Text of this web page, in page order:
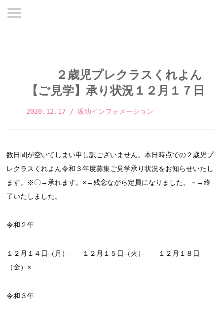
２歳児プレクラスくれよん
【ご見学】承り状況１２月１７日
2020.12.17 / 坂幼インフォメーション
数日間が空いてしまい申し訳ございません。本日時点での２歳児プ
レクラスくれよん令和３年度募集ご見学承り状況をお知らせいたし
ます。※〇→承れます。×→残念ながら定員になりました。－→終
了いたしました。
令和２年
１２月１４日（月） １２月１５日（火）１２月１８日
（金）×
令和３年